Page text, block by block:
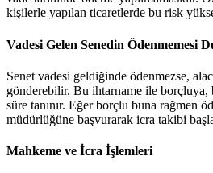
kişilerle yapılan ticaretlerde bu risk
Vadesi Gelen Senedin Ödenmemesi
Senet vadesi geldiğinde ödenmezse,
gönderebilir. Bu ihtarname ile borçluya,
süre tanınır. Eğer borçlu buna rağmen
müdürlüğüne başvurarak icra takibi
Mahkeme ve İcra İşlemleri